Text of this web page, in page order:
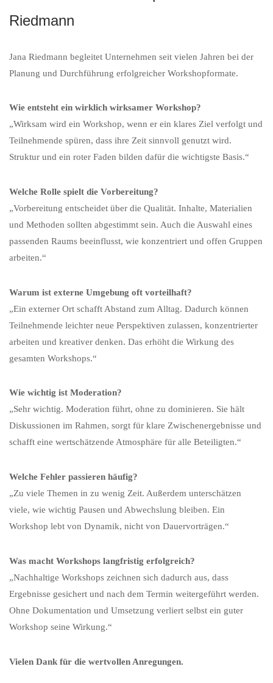
Riedmann
Jana Riedmann begleitet Unternehmen seit vielen Jahren bei der
Planung und Durchführung erfolgreicher Workshopformate.
Wie entsteht ein wirklich wirksamer Workshop?
„Wirksam wird ein Workshop, wenn er ein klares Ziel verfolgt und
Teilnehmende spüren, dass ihre Zeit sinnvoll genutzt wird.
Struktur und ein roter Faden bilden dafür die wichtigste Basis.“
Welche Rolle spielt die Vorbereitung?
„Vorbereitung entscheidet über die Qualität. Inhalte, Materialien
und Methoden sollten abgestimmt sein. Auch die Auswahl eines
passenden Raums beeinflusst, wie konzentriert und offen Gruppen
arbeiten.“
Warum ist externe Umgebung oft vorteilhaft?
„Ein externer Ort schafft Abstand zum Alltag. Dadurch können
Teilnehmende leichter neue Perspektiven zulassen, konzentrierter
arbeiten und kreativer denken. Das erhöht die Wirkung des
gesamten Workshops.“
Wie wichtig ist Moderation?
„Sehr wichtig. Moderation führt, ohne zu dominieren. Sie hält
Diskussionen im Rahmen, sorgt für klare Zwischenergebnisse und
schafft eine wertschätzende Atmosphäre für alle Beteiligten.“
Welche Fehler passieren häufig?
„Zu viele Themen in zu wenig Zeit. Außerdem unterschätzen
viele, wie wichtig Pausen und Abwechslung bleiben. Ein
Workshop lebt von Dynamik, nicht von Dauervorträgen.“
Was macht Workshops langfristig erfolgreich?
„Nachhaltige Workshops zeichnen sich dadurch aus, dass
Ergebnisse gesichert und nach dem Termin weitergeführt werden.
Ohne Dokumentation und Umsetzung verliert selbst ein guter
Workshop seine Wirkung.“
Vielen Dank für die wertvollen Anregungen.